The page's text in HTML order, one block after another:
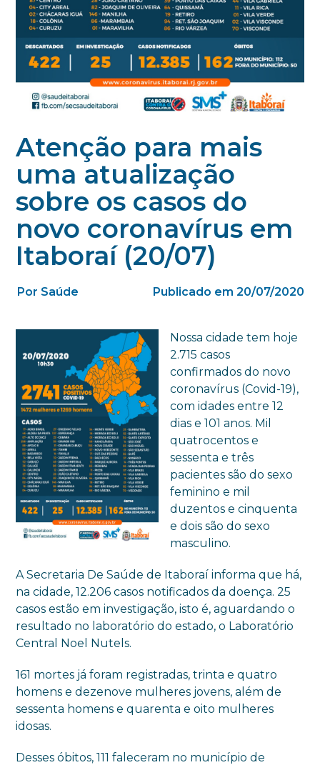
Atenção para mais
uma atualização
sobre os casos do
novo coronavírus em
Itaboraí (20/07)
Por Saúde Publicado em 20/07/2020
Nossa cidade tem hoje
2.715 casos
confirmados do novo
coronavírus (Covid-19),
com idades entre 12
dias e 101 anos. Mil
quatrocentos e
sessenta e três
pacientes são do sexo
feminino e mil
duzentos e cinquenta
e dois são do sexo
masculino.
A Secretaria De Saúde de Itaboraí informa que há,
na cidade, 12.206 casos notificados da doença. 25
casos estão em investigação, isto é, aguardando o
resultado no laboratório do estado, o Laboratório
Central Noel Nutels.
161 mortes já foram registradas, trinta e quatro
homens e dezenove mulheres jovens, além de
sessenta homens e quarenta e oito mulheres
idosas.
Desses óbitos, 111 faleceram no município de